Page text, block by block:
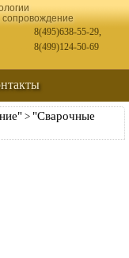
8(495)638-55-29,
8(499)124-50-69
> "Сварочные